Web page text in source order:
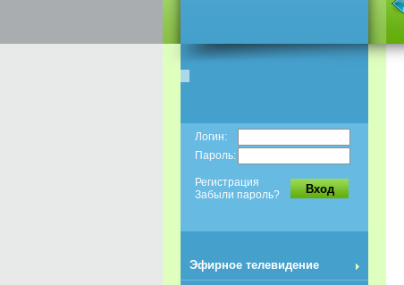
Логин:
Пароль:
Регистрация
Забыли пароль?
Вход
Эфирное телевидение